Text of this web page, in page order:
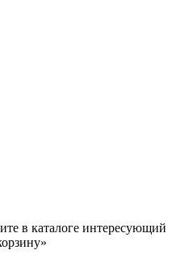
в каталоге интересующий